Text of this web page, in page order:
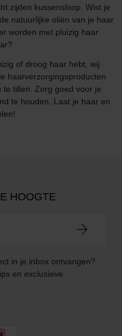
zijden kussensloop. Wist je
natuurlijke oliën van je haar
worden met pluizig haar
of droog haar hebt, wij
haarverzorgingsproducten
tillen. Zorg goed voor je
te houden. Laat je haar en
HOOGTE
in je inbox ontvangen?
en exclusieve